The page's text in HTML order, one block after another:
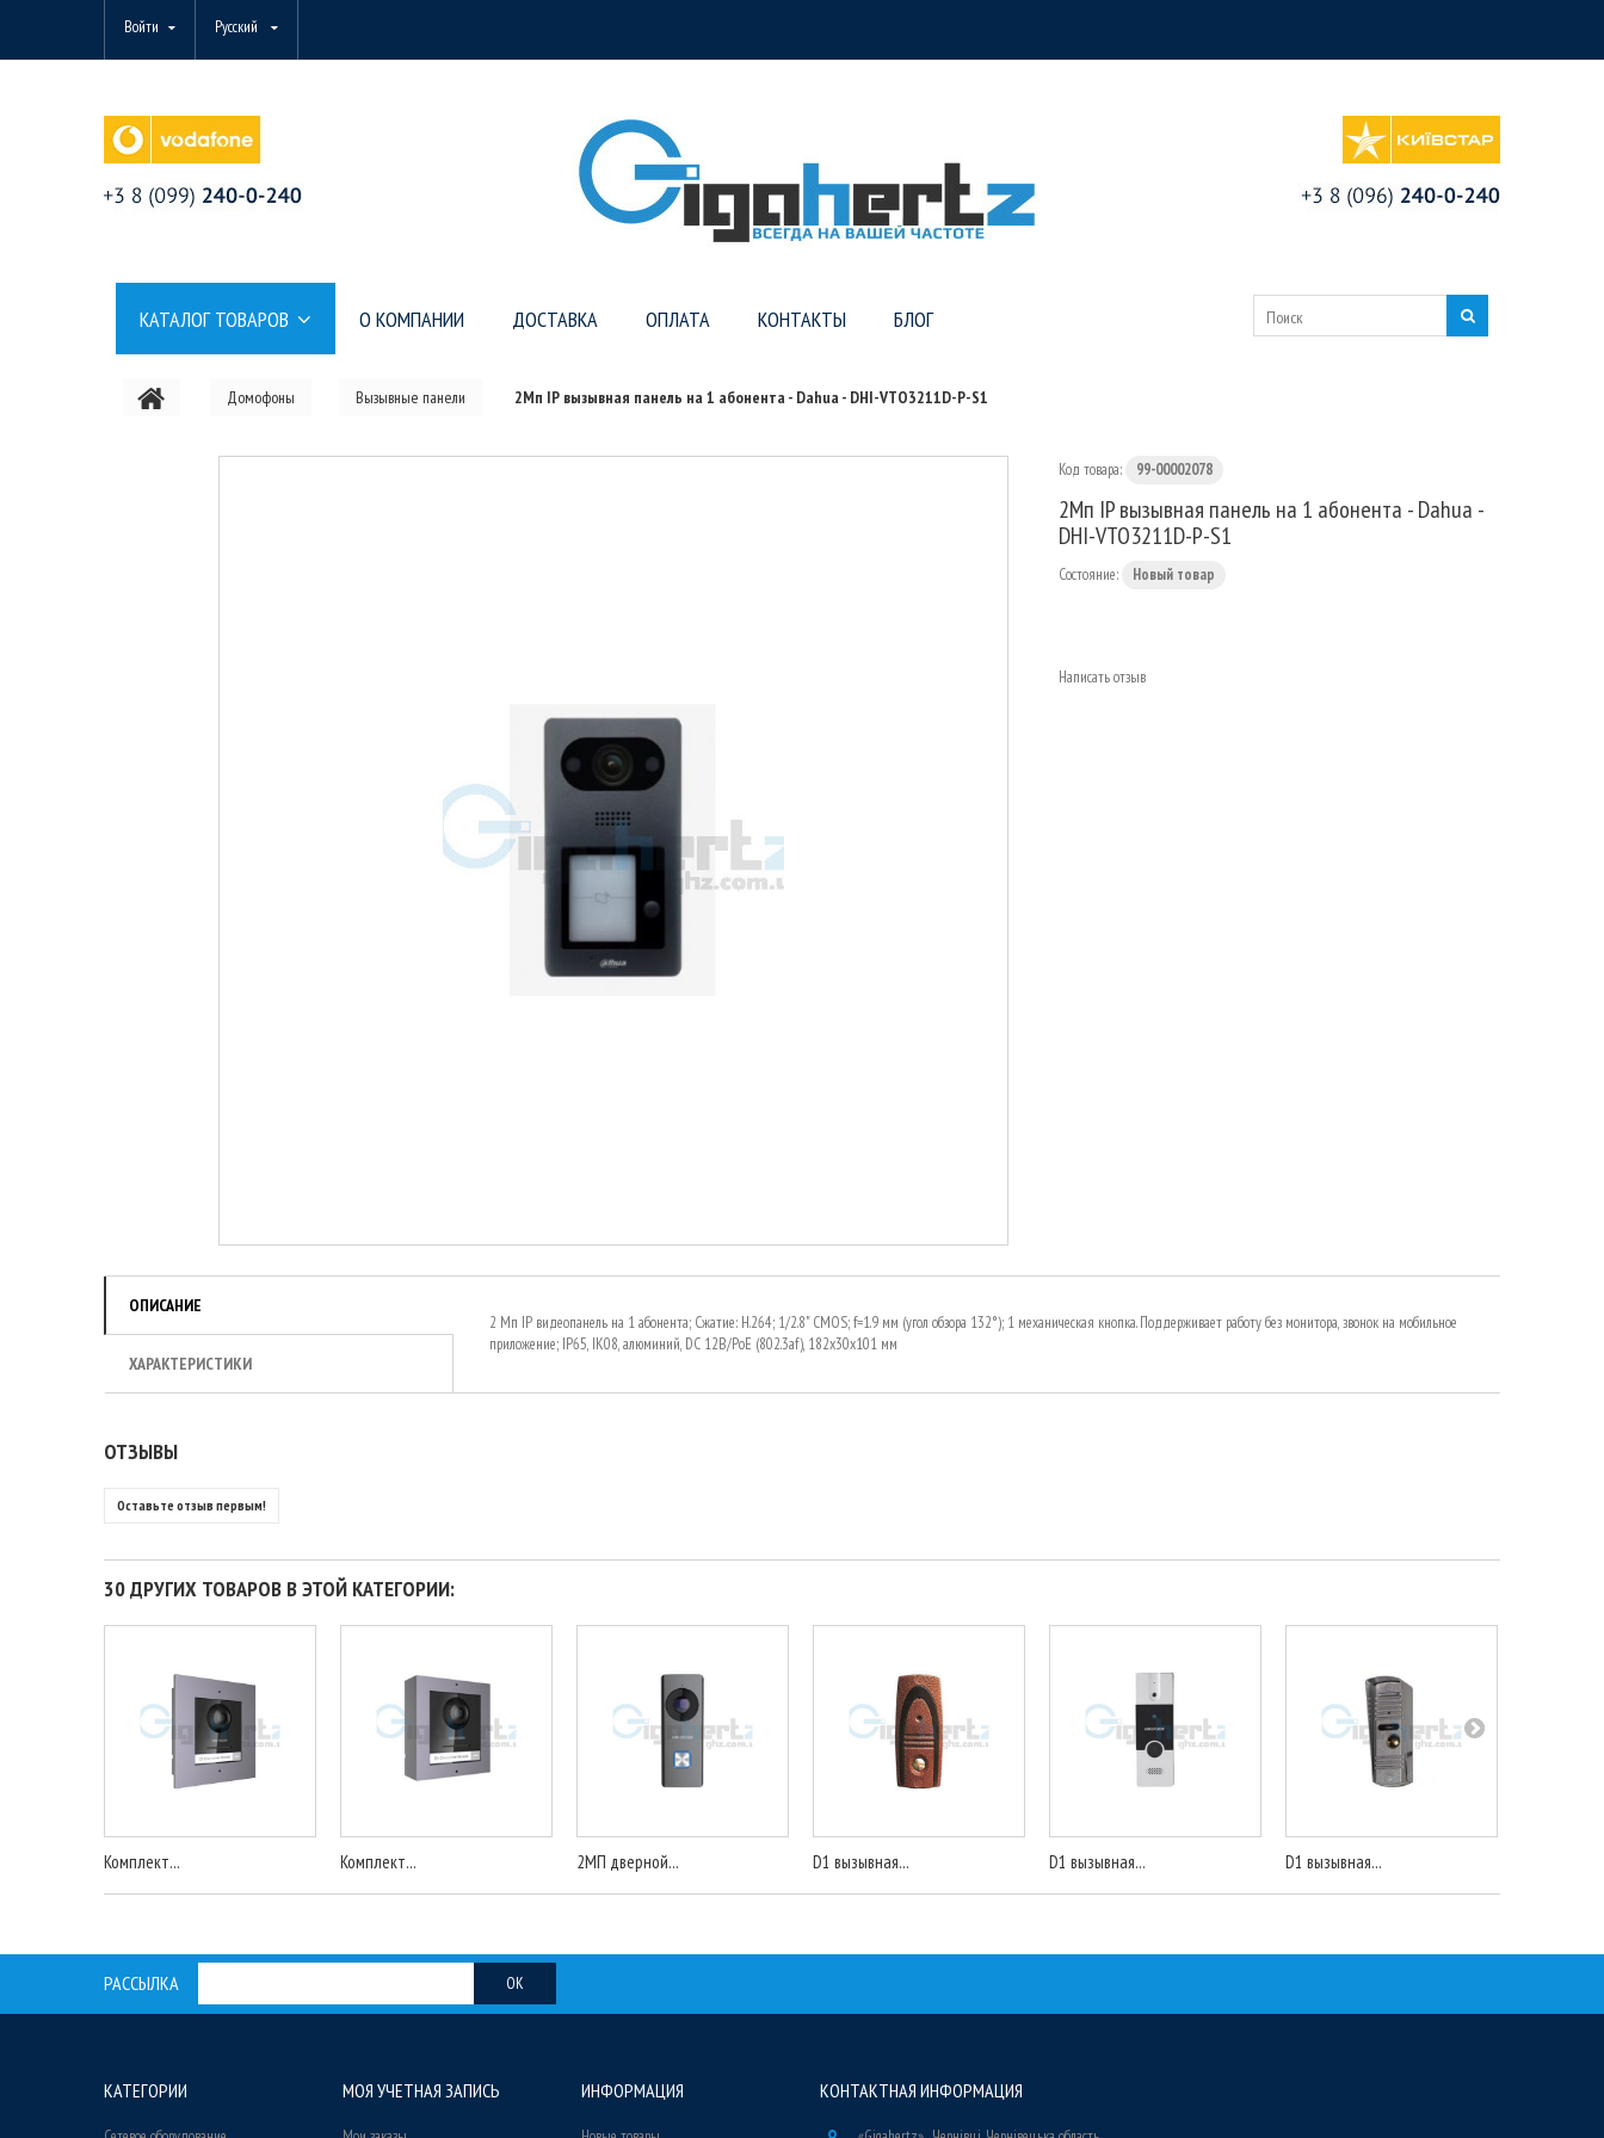
Войти Русский
КАТАЛОГ ТОВАРОВ О КОМПАНИИ ДОСТАВКА ОПЛАТА КОНТАКТЫ БЛОГ
Домофоны Вызывные панели 2Мп IP вызывная панель на 1 абонента - Dahua - DHI-VTO3211D-P-S1
Код товара: 99-00002078
2Мп IP вызывная панель на 1 абонента - Dahua -
DHI-VTO3211D-P-S1
Состояние: Новый товар
Написать отзыв
ОПИСАНИЕ
ХАРАКТЕРИСТИКИ
2 Мп IP видеопанель на 1 абонента; Сжатие: H.264; 1/2.8" CMOS; f=1.9 мм (угол обзора 132°); 1 механическая кнопка. Поддерживает работу без монитора, звонок на мобильное
приложение; IP65, IK08, алюминий, DC 12В/PoE (802.3af), 182х30х101 мм
ОТЗЫВЫ
Оставьте отзыв первым!
30 ДРУГИХ ТОВАРОВ В ЭТОЙ КАТЕГОРИИ:
Комплект... Комплект... 2МП дверной... D1 вызывная... D1 вызывная... D1 вызывная...
РАССЫЛКА OK
КАТЕГОРИИ МОЯ УЧЕТНАЯ ЗАПИСЬ ИНФОРМАЦИЯ КОНТАКТНАЯ ИНФОРМАЦИЯ